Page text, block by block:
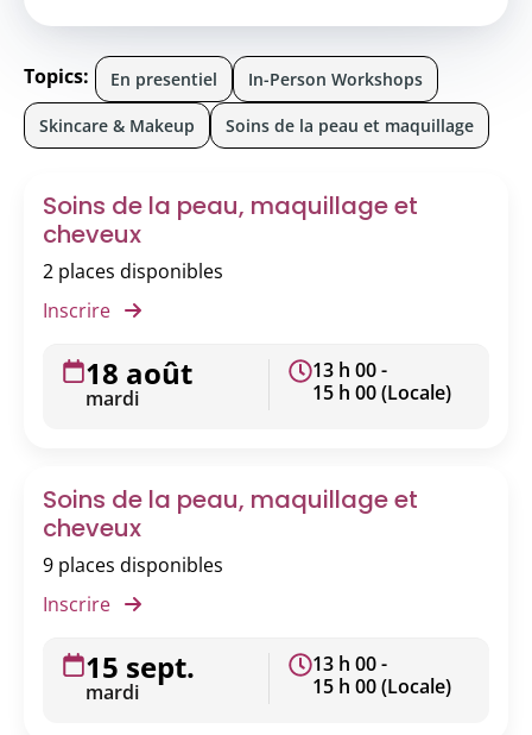
Soins de la peau, maquillage et
cheveux
2 places disponibles
Inscrire
18 août
mardi
13 h 00 -
15 h 00 (Locale)
Soins de la peau, maquillage et
cheveux
9 places disponibles
Inscrire
15 sept.
mardi
13 h 00 -
15 h 00 (Locale)
Topics: En presentiel In-Person Workshops
Skincare & Makeup Soins de la peau et maquillage